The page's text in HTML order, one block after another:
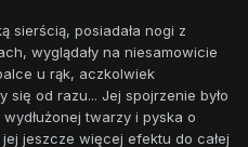
sierścią, posiadała nogi z
wyglądały na niesamowicie
u rąk, aczkolwiek
się od razu... Jej spojrzenie było
wydłużonej twarzy i pyska o
jeszcze więcej efektu do całej